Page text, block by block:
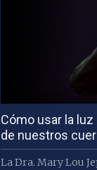
Cómo usar la
de nuestros
La Dra. Mary Lou